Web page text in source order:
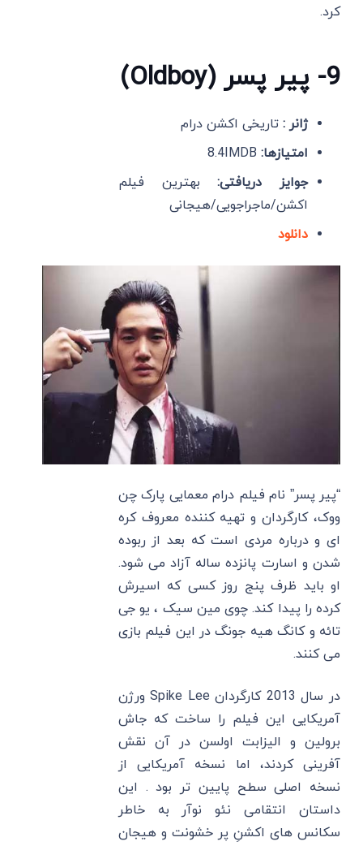
کرد.
9- پیر پسر (Oldboy)
ژانر : تاریخی اکشن درام
امتیازها: 8.4IMDB
جوایز دریافتی: بهترین فیلم
اکشن/ماجراجویی/هیجانی
دانلود
“پیر پسر” نام فیلم درام معمایی پارک چن
ووک، کارگردان و تهیه کننده معروف کره
ای و درباره مردی است که بعد از ربوده
شدن و اسارت پانزده ساله آزاد می شود.
او باید ظرف پنج روز کسی که اسیرش
کرده را پیدا کند. چوی مین سیک ، یو جی
تائه و کانگ هیه جونگ در این فیلم بازی
می کنند.
در سال 2013 کارگردان Spike Lee ورژن
آمریکایی این فیلم را ساخت که جاش
برولین و الیزابت اولسن در آن نقش
آفرینی کردند، اما نسخه آمریکایی از
نسخه اصلی سطح پایین تر بود . این
داستان انتقامی نئو نوآر به خاطر
سکانس ‌های اکشنِ پر خشونت و هیجان